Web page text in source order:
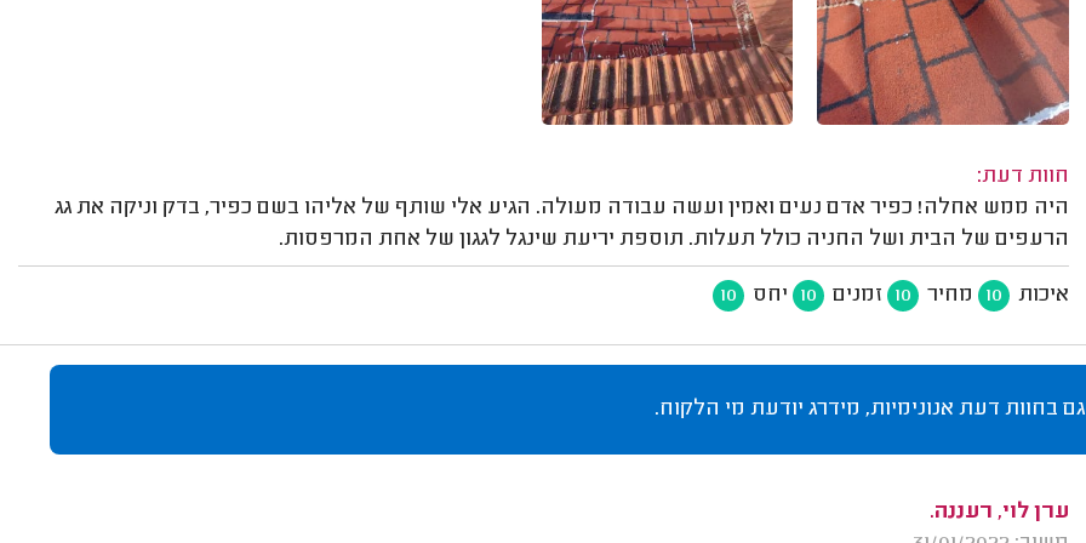
חוות דעת:
היה ממש אחלה! כפיר אדם נעים ואמין ועשה עבודה מעולה. הגיע אלי שותף של אליהו בשם כפיר, בדק וניקה את גג
הרעפים של הבית ושל החניה כולל תעלות. תוספת יריעת שינגל לגגון של אחת המרפסות.
איכות 10 מחיר 10 זמנים 10 יחס 10
גם בחוות דעת אנונימיות, מידרג יודעת מי הלקוח.
ערן לוי, רעננה.